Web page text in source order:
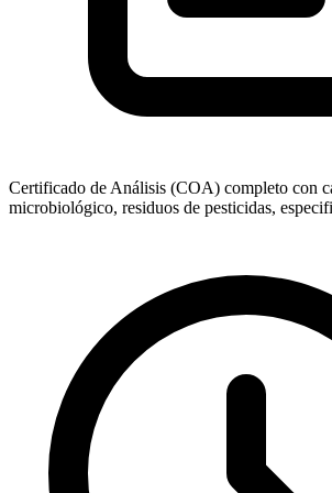
Certificado de Análisis (COA) completo con
microbiológico, residuos de pesticidas,